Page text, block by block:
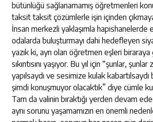
bütünlüğü sağlanamamış öğretmenleri
taksit taksit çözümlerle işin içinden çıkmaya
İnsan merkezli yaklaşımla hapishanelerde
odalarda buluşturmayı dahi hedefleyen
yazık ki, ayrı olan öğretmen eşleri
sıkıntısını yaşıyor. Bu yıl için “şunlar, şunlar
yapılsaydı ve sesimize kulak kabartılsaydı
şimdi konuşmuyor olacaktık” diye cümle
Tam da valinin bıraktığı yerden devam
aynı sorunu yaşamamızın en önemli